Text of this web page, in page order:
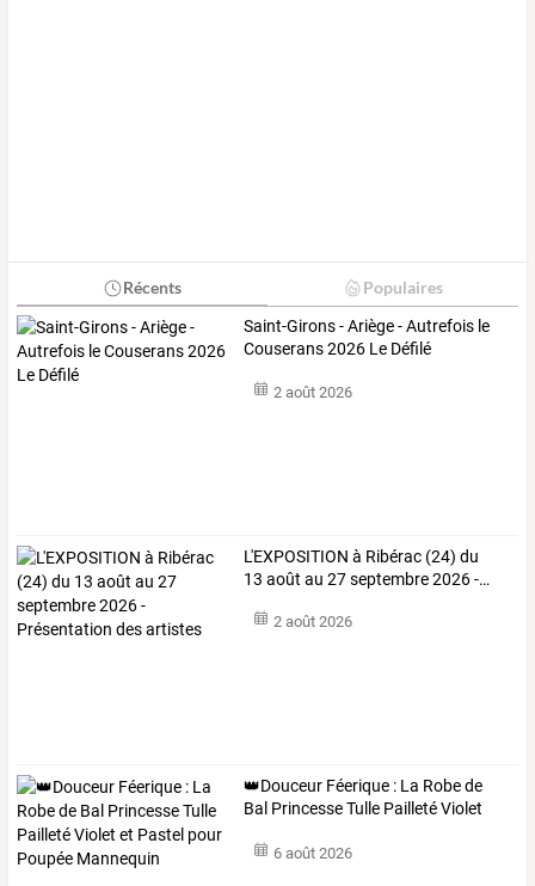
Récents Populaires
Saint-Girons - Ariège - Autrefois le
Couserans 2026 Le Défilé
2 août 2026
L'EXPOSITION à Ribérac (24) du
13 août au 27septembre2026-…
2 août 2026
👑Douceur Féerique : La Robede
Bal PrincesseTulle PailletéViolet
6 août 2026